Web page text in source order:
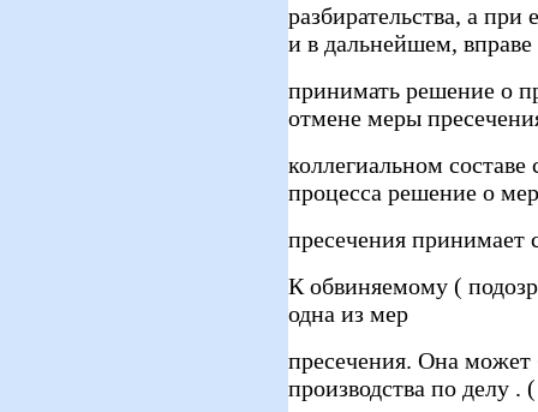
разбирательства, а
и в дальнейшем, вправе
принимать решение о
отмене меры
коллегиальном составе
процесса решение о
пресечения принимает
К обвиняемому (
одна из мер
пресечения. Она может
производства по делу . (